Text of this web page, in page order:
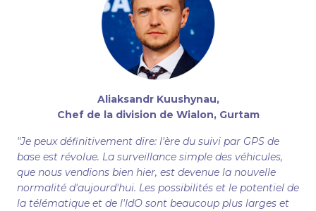
Aliaksandr Kuushynau,
Chef de la division de Wialon, Gurtam
"Je peux définitivement dire: l'ère du suivi par GPS de
base est révolue. La surveillance simple des véhicules,
que nous vendions bien hier, est devenue la nouvelle
normalité d'aujourd'hui. Les possibilités et le potentiel de
la télématique et de l'IdO sont beaucoup plus larges et